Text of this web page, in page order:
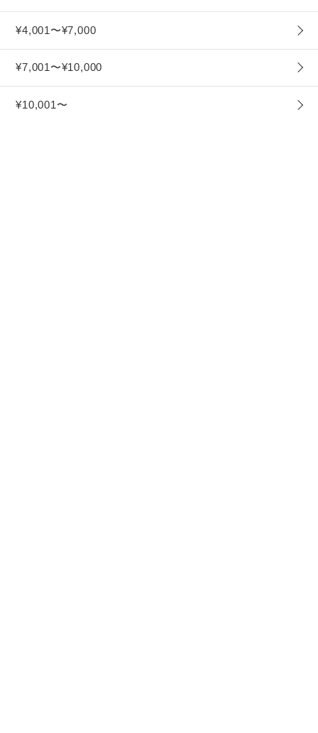
¥4,001〜¥7,000
¥7,001〜¥10,000
¥10,001〜